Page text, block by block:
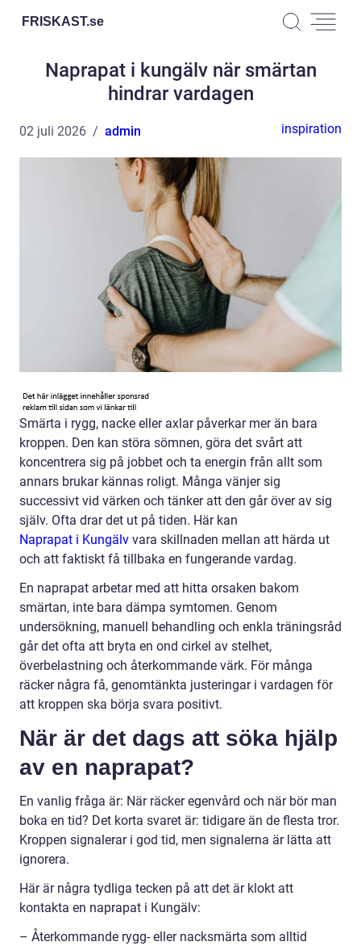
FRISKAST.se
Naprapat i kungälv när smärtan
hindrar vardagen
02 juli 2026 admin inspiration
Smärta i rygg, nacke eller axlar påverkar mer än bara
kroppen. Den kan störa sömnen, göra det svårt att
koncentrera sig på jobbet och ta energin från allt som
annars brukar kännas roligt. Många vänjer sig
successivt vid värken och tänker att den går över av sig
själv. Ofta drar det ut på tiden. Här kan
Naprapat i Kungälv vara skillnaden mellan att härda ut
och att faktiskt få tillbaka en fungerande vardag.
En naprapat arbetar med att hitta orsaken bakom
smärtan, inte bara dämpa symtomen. Genom
undersökning, manuell behandling och enkla träningsråd
går det ofta att bryta en ond cirkel av stelhet,
överbelastning och återkommande värk. För många
räcker några få, genomtänkta justeringar i vardagen för
att kroppen ska börja svara positivt.
När är det dags att söka hjälp
av en naprapat?
En vanlig fråga är: När räcker egenvård och när bör man
boka en tid? Det korta svaret är: tidigare än de flesta tror.
Kroppen signalerar i god tid, men signalerna är lätta att
ignorera.
Här är några tydliga tecken på att det är klokt att
kontakta en naprapat i Kungälv:
– Återkommande rygg- eller nacksmärta som alltid